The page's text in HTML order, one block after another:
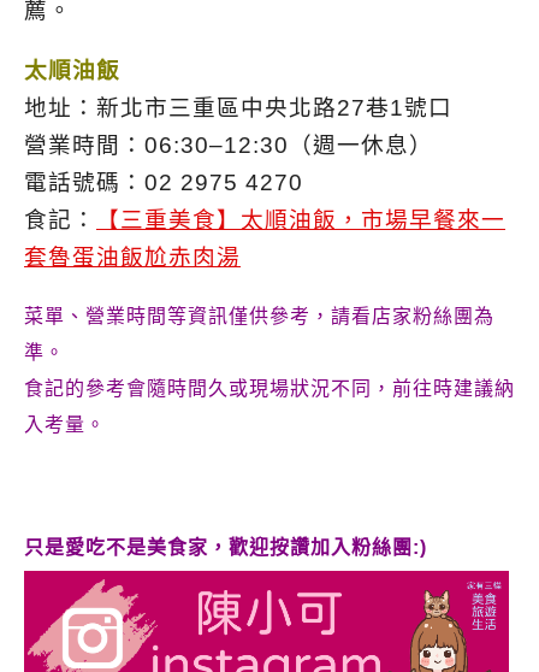
薦。
太順油飯
地址：新北市三重區中央北路27巷1號口
營業時間：06:30–12:30（週一休息）
電話號碼：02 2975 4270
食記：
【三重美食】太順油飯，市場早餐來一
套魯蛋油飯尬赤肉湯
菜單、營業時間等資訊僅供參考，請看店家粉絲團為
準。
食記的參考會隨時間久或現場狀況不同，前往時建議納
入考量。
只是愛吃不是美食家，歡迎按讚加入粉絲團:)